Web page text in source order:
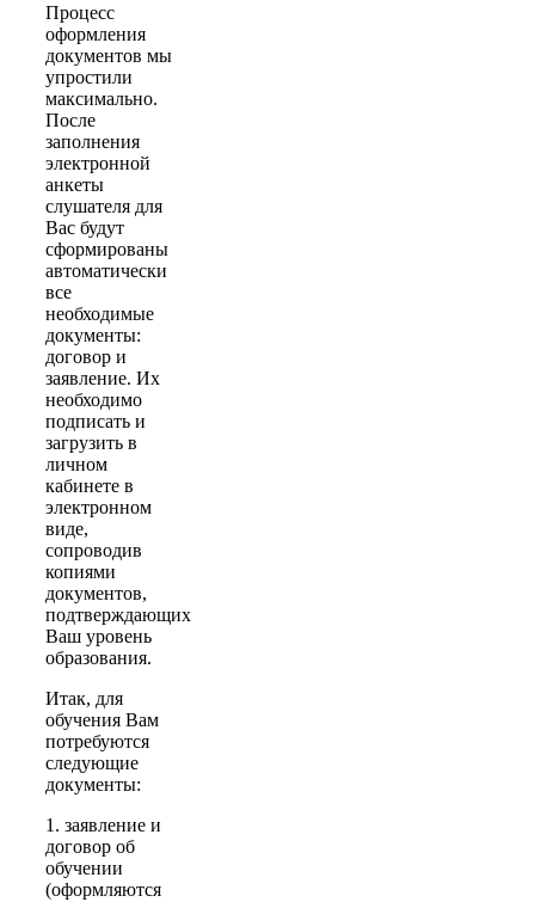
Процесс
оформления
документов мы
упростили
максимально.
После
заполнения
электронной
анкеты
слушателя для
Вас будут
сформированы
автоматически
все
необходимые
документы:
договор и
заявление. Их
необходимо
подписать и
загрузить в
личном
кабинете в
электронном
виде,
сопроводив
копиями
документов,
подтверждающих
Ваш уровень
образования.
Итак, для
обучения Вам
потребуются
следующие
документы:
1. заявление и
договор об
обучении
(оформляются